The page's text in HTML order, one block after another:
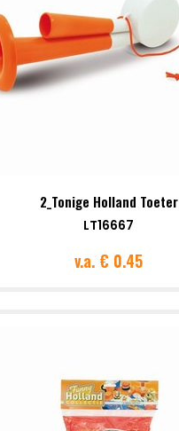
2_Tonige Holland Toeter
LT16667
v.a. € 0.45